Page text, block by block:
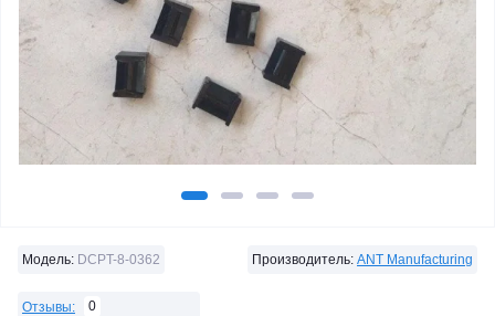
Модель: DCPT-8-0362 Производитель: ANT Manufacturing
Отзывы: 0